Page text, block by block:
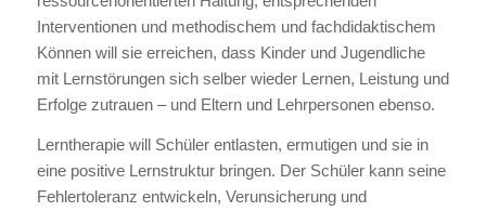
Interventionen und methodischem und fachdidaktischem
Können will sie erreichen, dass Kinder und Jugendliche
mit Lernstörungen sich selber wieder Lernen, Leistung und
Erfolge zutrauen – und Eltern und Lehrpersonen ebenso.
Lerntherapie will Schüler entlasten, ermutigen und sie in
eine positive Lernstruktur bringen. Der Schüler kann seine
Fehlertoleranz entwickeln, Verunsicherung und